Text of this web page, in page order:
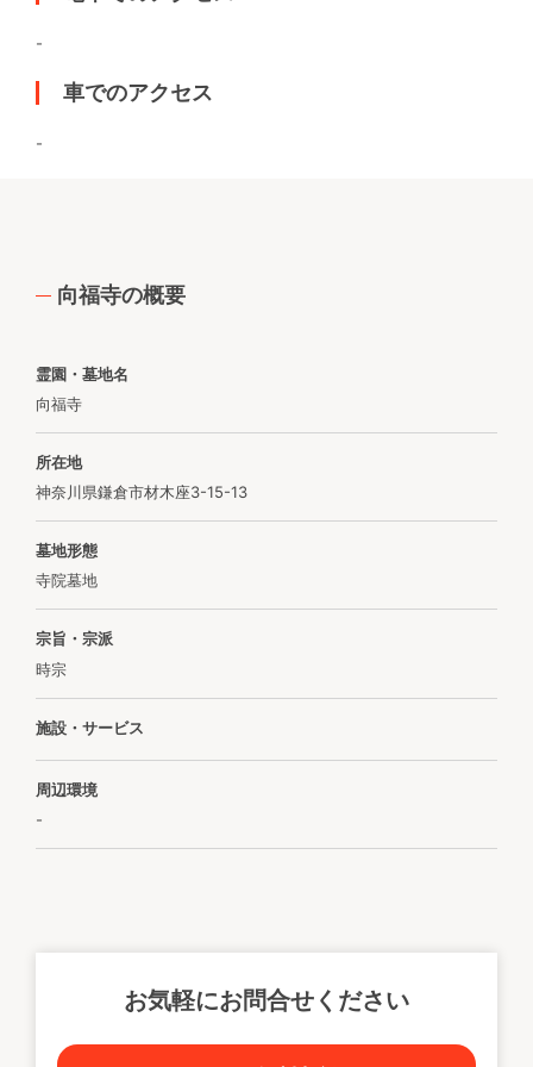
-
車でのアクセス
-
向福寺の概要
霊園・墓地名
向福寺
所在地
神奈川県鎌倉市材木座3-15-13
墓地形態
寺院墓地
宗旨・宗派
時宗
施設・サービス
周辺環境
-
お気軽にお問合せください